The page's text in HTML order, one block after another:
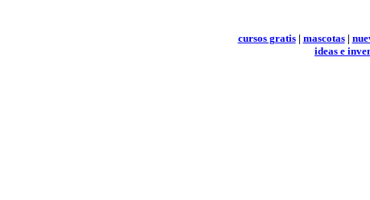
cursos gratis| mascotas|
ideas e